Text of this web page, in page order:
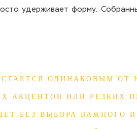
удерживает форму.
ОДИНАКОВЫМ ОТ
АКЦЕНТОВ ИЛИ РЕЗКИХ
БЕЗ ВЫБОРА ВАЖНОГО